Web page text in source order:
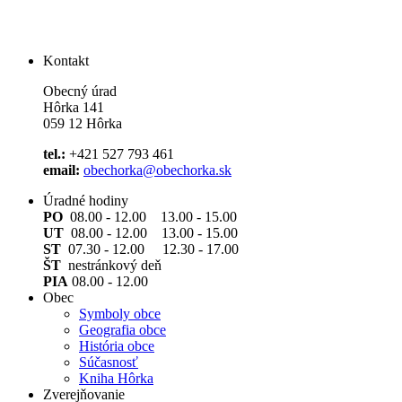
Kontakt
Obecný úrad
Hôrka 141
059 12 Hôrka
tel.: +421 527 793 461
email: obechorka@obechorka.sk
Úradné hodiny
PO 08.00 - 12.00 13.00 - 15.00
UT 08.00 - 12.00 13.00 - 15.00
ST 07.30 - 12.00 12.30 - 17.00
ŠT nestránkový deň
PIA 08.00 - 12.00
Obec
Symboly obce
Geografia obce
História obce
Súčasnosť
Kniha Hôrka
Zverejňovanie